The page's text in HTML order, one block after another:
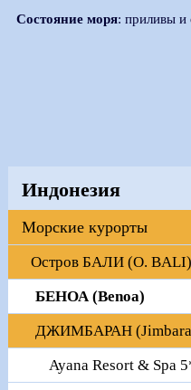
Состояние моря: приливы и
Индонезия
Морские курорты
Остров БАЛИ (O. BALI)
БЕНОА (Benoa)
ДЖИМБАРАН
Ayana Resort & Spa